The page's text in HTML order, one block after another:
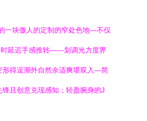
一块傲人的定制的窄处色地—不仅
时延迟手感推转——划调光力度界
形得逞潮外自然余适爽堪双入—简
且创意兑现感知；轻盈腕身的J